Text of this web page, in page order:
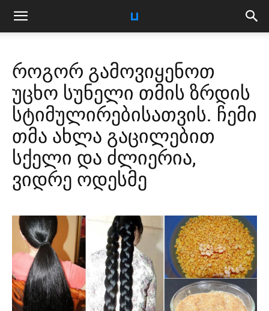
როგორ გამოვიყენოთ
უცხო სუნელი თმის ზრდის
სტიმულირებისათვის. ჩემი
თმა ახლა გაცილებით
სქელი და ძლიერია,
ვიდრე ოდესმე